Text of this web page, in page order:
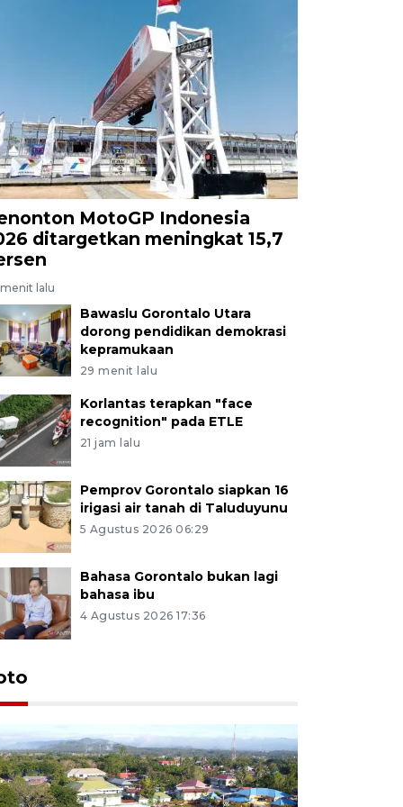
MotoGP Indonesia
ditargetkan meningkat 15,7
lalu
Bawaslu Gorontalo Utara
dorong pendidikan demokrasi
kepramukaan
29 menit lalu
Korlantas terapkan "face
recognition" pada ETLE
21 jam lalu
Pemprov Gorontalo siapkan 16
irigasi air tanah di Taluduyunu
5 Agustus 2026 06:29
Bahasa Gorontalo bukan lagi
bahasa ibu
4 Agustus 2026 17:36